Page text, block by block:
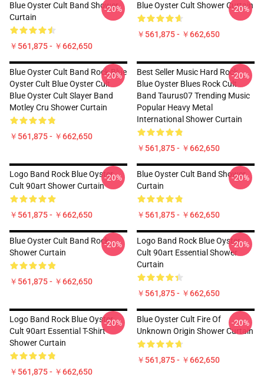
Blue Oyster Cult Band Shower
Curtain
￥561,875 - ￥662,650
-20% Blue Oyster Cult Shower Curtain
￥561,875 - ￥662,650
-20%
Blue Oyster Cult Band Rock Blue
Oyster Cult Blue Oyster Cult
Blue Oyster Cult Slayer Band
Motley Cru Shower Curtain
￥561,875 - ￥662,650
-20%
Best Seller Music Hard Rock
Blue Oyster Blues Rock Cult
Band Taurus07 Trending Music
Popular Heavy Metal
International Shower Curtain
￥561,875 - ￥662,650
-20%
Logo Band Rock Blue Oyster
Cult 90art Shower Curtain
￥561,875 - ￥662,650
-20%
Blue Oyster Cult Band Shower
Curtain
￥561,875 - ￥662,650
-20%
Blue Oyster Cult Band Rock
Shower Curtain
￥561,875 - ￥662,650
-20%
Logo Band Rock Blue Oyster
Cult 90art Essential Shower
Curtain
￥561,875 - ￥662,650
-20%
Logo Band Rock Blue Oyster
Cult 90art Essential T-Shirt
Shower Curtain
￥561,875 - ￥662,650
-20%
Blue Oyster Cult Fire Of
Unknown Origin Shower Curtain
￥561,875 - ￥662,650
-20%